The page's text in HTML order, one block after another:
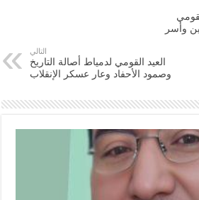
وأسر
التالي
العيد القومي لدمياط أصالة التاريخ
وصمود الأحفاد وعار عسكر الإنقلاب